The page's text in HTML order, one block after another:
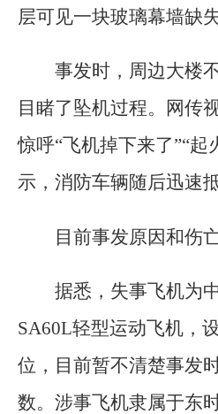
层可见一块玻璃幕墙缺失
事发时，周边大楼
目睹了坠机过程。网传
惊呼“飞机掉下来了”“起
示，消防车辆随后迅速
目前事发原因和伤
据悉，失事飞机为
SA60L轻型运动飞机，
位，目前暂不清楚事发
数。涉事飞机隶属于东